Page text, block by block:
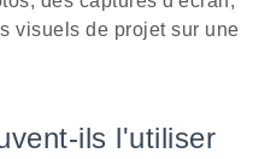
visuels de projet sur une
ils l'utiliser